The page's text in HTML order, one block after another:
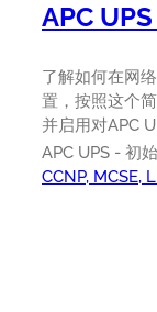
APC
了解如何在网
置，按照这个
并启用对APC
APC UPS - 初
CCNP, MCSE,